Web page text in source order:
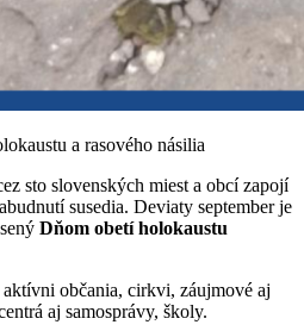
a rasového násilia
sto slovenských miest a obcí zapojí
susedia. Deviaty september je
Dňom obetí holokaustu
občania, cirkvi, záujmové aj
aj samosprávy, školy.